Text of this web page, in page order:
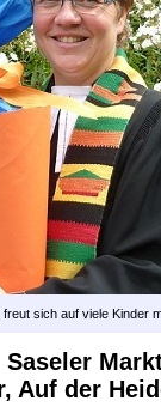
sich auf viele Kinder
Auf der